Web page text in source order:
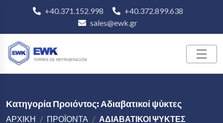
+40.371.152.998
+40.372.899.638
sales@ewk.gr
Κατηγορία Προιόντος: Αδιαβατικοί ψύκτες
ΑΡΧΙΚΗ ΠΡΟΪΟΝΤΑ ΑΔΙΑΒΑΤΙΚΟΊ ΨΎΚΤΕΣ